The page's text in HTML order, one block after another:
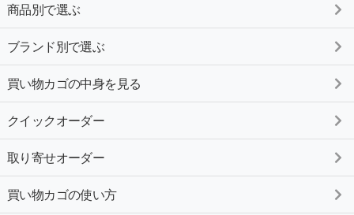
商品別で選ぶ
ブランド別で選ぶ
買い物カゴの中身を見る
クイックオーダー
取り寄せオーダー
買い物カゴの使い方